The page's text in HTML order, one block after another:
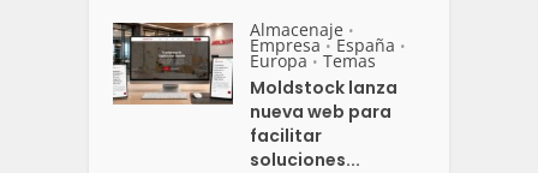
Almacenaje •
Empresa • España •
Europa • Temas
Moldstock lanza
nueva web para
facilitar
soluciones...